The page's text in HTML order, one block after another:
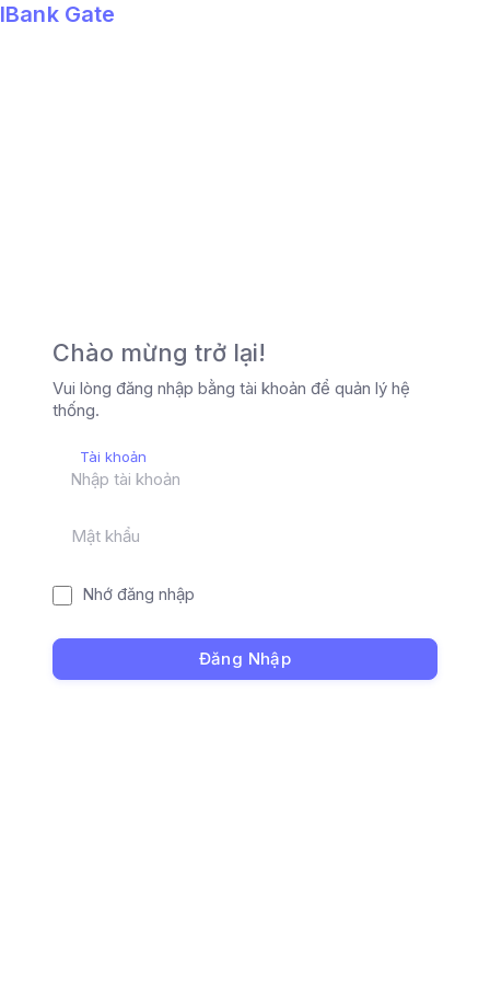
IBank Gate
Chào mừng trở lại!
Vui lòng đăng nhập bằng tài khoản để quản lý hệ
thống.
Tài khoản
Mật khẩu
Nhớ đăng nhập
Đăng Nhập